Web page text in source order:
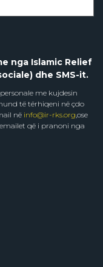
nga Islamic Relief
dhe SMS-it.
me kujdesin
të tërhiqeni në çdo
në info@ir-rks.org,ose
që i pranoni nga